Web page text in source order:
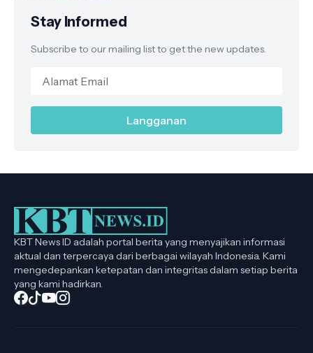
Stay Informed
Subscribe to our mailing list to get the new updates.
KBT News ID adalah portal berita yang menyajikan informasi
aktual dan terpercaya dari berbagai wilayah Indonesia. Kami
mengedepankan ketepatan dan integritas dalam setiap berita
yang kami hadirkan.